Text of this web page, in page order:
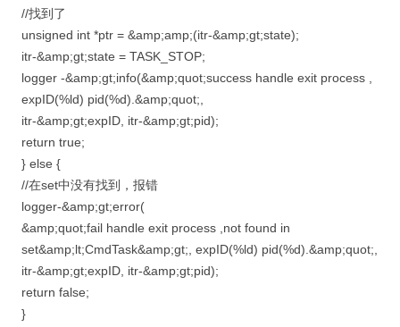
//找到了
unsigned int *ptr = &amp;amp;(itr-&amp;gt;state);
itr-&amp;gt;state = TASK_STOP;
logger -&amp;gt;info(&amp;quot;success handle exit process ,
expID(%ld) pid(%d).&amp;quot;,
itr-&amp;gt;expID, itr-&amp;gt;pid);
return true;
} else {
//在set中没有找到，报错
logger-&amp;gt;error(
&amp;quot;fail handle exit process ,not found in
set&amp;lt;CmdTask&amp;gt;, expID(%ld) pid(%d).&amp;quot;,
itr-&amp;gt;expID, itr-&amp;gt;pid);
return false;
}